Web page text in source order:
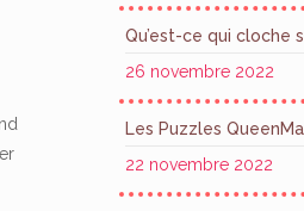
Qu’est-ce qui cloche
26 novembre 2022
Les Puzzles
22 novembre 2022